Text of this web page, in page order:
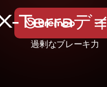
-Terraディ
過剰なブレーキ力